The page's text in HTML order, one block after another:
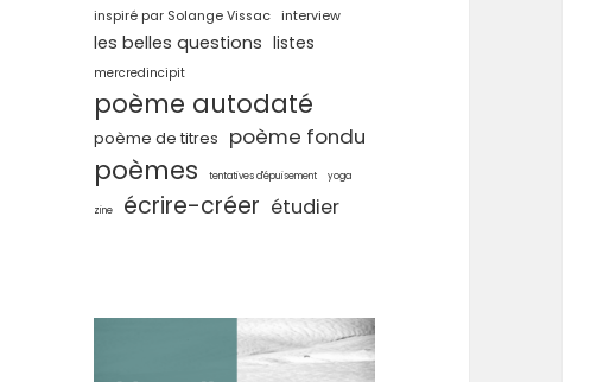
inspiré par Solange Vissac
interview
les belles questions listes
mercredincipit
poème autodaté
poème de titres poème fondu
poèmes tentatives d'épuisement yoga
zine écrire-créer étudier